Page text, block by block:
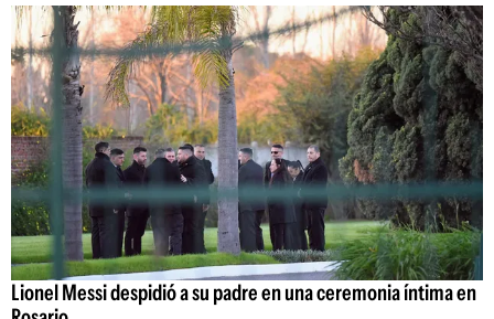
Lionel Messi despidió a su padre en una ceremonia íntima en